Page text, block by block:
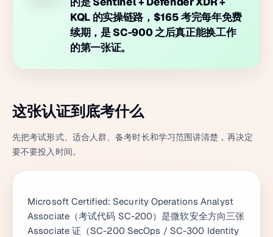
KQL 的实操链路，$165 考完每年免费
续期，是 SC-900 之后真正能换工作
的第一张证。
这张认证到底考什么
先把考试形式、适合人群、备考时长和学习范围讲清楚，再决定
要不要投入时间。
Microsoft Certified: Security Operations Analyst
Associate（考试代码 SC-200）是微软安全方向三张
Associate 证（SC-200 SecOps / SC-300 Identity